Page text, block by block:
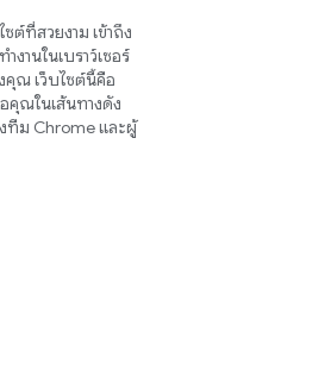
ต์ที่สวยงาม เข้าถึง
งานในเบราว์เซอร์
คุณ เว็บไซต์นี้คือ
คุณในเส้นทางดัง
ทีม Chrome และผู้